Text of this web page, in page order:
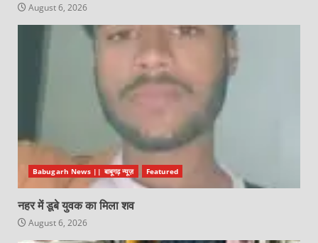
August 6, 2026
Babugarh News || बाबूगढ़ न्यूज़ Featured
नहर में डूबे युवक का मिला शव
August 6, 2026